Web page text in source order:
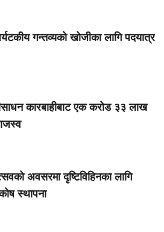
गन्तव्यको खोजीका लागि पदयात्र
कारबाहीबाट एक करोड ३३ लाख
अवसरमा दृष्टिविहिनका लागि
स्थापना